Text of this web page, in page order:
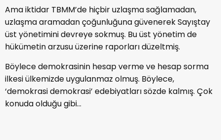
Ama iktidar TBMM’de hiçbir uzlaşma sağlamadan,
uzlaşma aramadan çoğunluğuna güvenerek Sayıştay
üst yönetimini devreye sokmuş. Bu üst yönetim de
hükümetin arzusu üzerine raporları düzeltmiş.
Böylece demokrasinin hesap verme ve hesap sorma
ilkesi ülkemizde uygulanmaz olmuş. Böylece,
‘demokrasi demokrasi’ edebiyatları sözde kalmış. Çok
konuda olduğu gibi…